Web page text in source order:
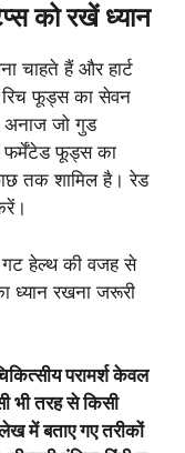
को रखें ध्यान
चाहते हैं और हार्ट
फूड्स का सेवन
अनाज जो गुड
फर्मेंटेड फूड्स का
तक शामिल है। रेड
हेल्थ की वजह से
ध्यान रखना जरूरी
परामर्श केवल
भी तरह से किसी
में बताए गए तरीकों